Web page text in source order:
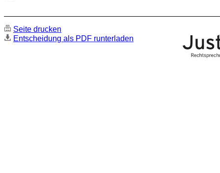
Seite drucken
Entscheidung als PDF runterladen